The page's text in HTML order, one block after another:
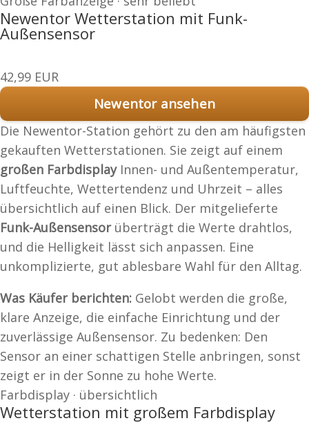
Newentor Wetterstation mit Funk-
Außensensor
42,99 EUR
Newentor ansehen
Die Newentor-Station gehört zu den am häufigsten
gekauften Wetterstationen. Sie zeigt auf einem
großen FarbdisplayInnen- und Außentemperatur,
Luftfeuchte, Wettertendenz und Uhrzeit – alles
übersichtlich auf einen Blick. Der mitgelieferte
Funk-Außensensorüberträgt die Werte drahtlos,
und die Helligkeit lässt sich anpassen. Eine
unkomplizierte, gut ablesbare Wahl für den Alltag.
Was Käufer berichten: Gelobt werden die große,
klare Anzeige, die einfache Einrichtung und der
zuverlässige Außensensor. Zu bedenken: Den
Sensor an einer schattigen Stelle anbringen, sonst
zeigt er in der Sonne zu hohe Werte.
Farbdisplay · übersichtlich
Wetterstation mit großem Farbdisplay